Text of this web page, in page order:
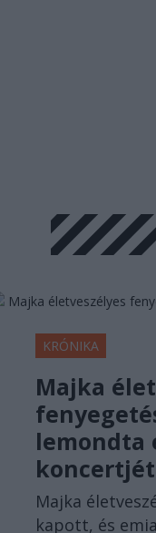
KRÓNIKA
Majka
lemondta
koncertjét
Majka
kapott, és